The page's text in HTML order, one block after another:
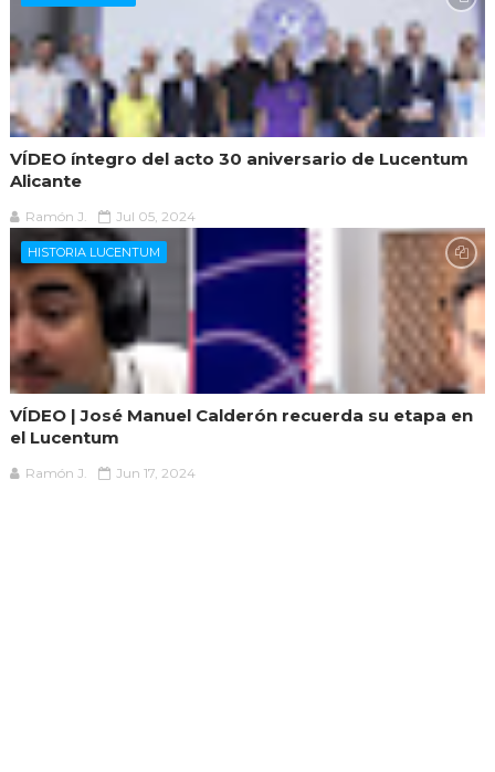
VÍDEO íntegro del acto 30 aniversario de Lucentum
Alicante
Ramón J. Jul 05, 2024
HISTORIA LUCENTUM
VÍDEO | José Manuel Calderón recuerda su etapa en
el Lucentum
Ramón J. Jun 17, 2024